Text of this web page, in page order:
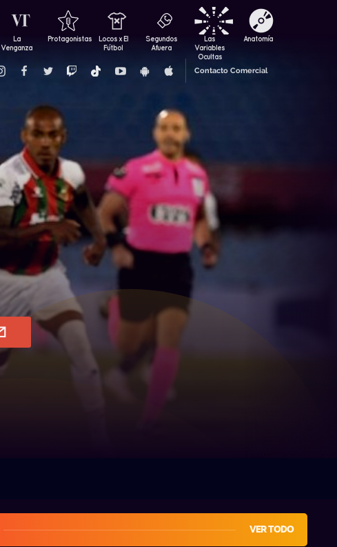
La
Venganza
Protagonistas
Locos x El
Fútbol
Segundos
Afuera
Las
Variables
Ocultas
Anatomía
Contacto Comercial
VER TODO